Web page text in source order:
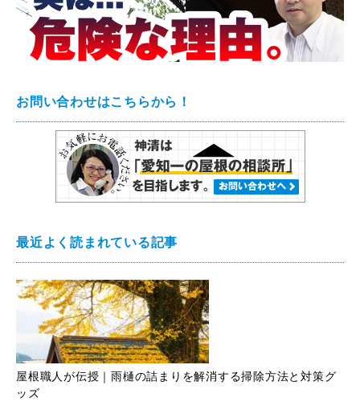
お問い合わせはこちらから！
最近よく読まれている記事
屋根職人が伝授｜雨樋の詰まりを解消する掃除方法と対策グ
ッズ